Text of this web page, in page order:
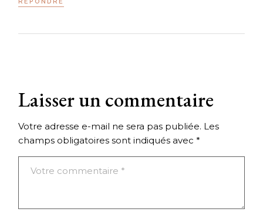
Laisser un commentaire
Votre adresse e-mail ne sera pas publiée. Les
champs obligatoires sont indiqués avec*